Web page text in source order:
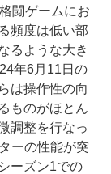
闘ゲームにお
頻度は低い部
るような大き
年6月11日の
は操作性の向
ものがほとん
調整を行なっ
ーの性能が突
ーズン1での